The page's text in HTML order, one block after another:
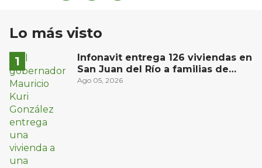
Lo más visto
Infonavit entrega 126 viviendas en
San Juan del Río a familias de
bajos ingresos
Ago 05, 2026